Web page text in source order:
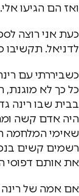
ואז הם הגיעו אלי.
כעת אני רוצה
לדניאל. תקשיבו
כשביררתי עם
כל כך לא מוגנת,
בבית שבו רינה
היה אדם קשה ומר
שאימי המלחמה
רשמים קשים
את אותם דפוסי
אם אמה של רינה